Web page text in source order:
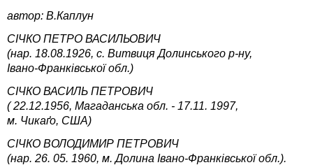
автор: В.Каплун
СІЧКО ПЕТРО ВАСИЛЬОВИЧ
(нар. 18.08.1926, с. Витвиця Долинського р-ну,
Івано-Франківської обл.)
СІЧКО ВАСИЛЬ ПЕТРОВИЧ
( 22.12.1956, Магаданська обл. - 17.11. 1997,
м. Чикаґо, США)
СІЧКО ВОЛОДИМИР ПЕТРОВИЧ
(нар. 26. 05. 1960, м. Долина Івано-Франківської обл.).